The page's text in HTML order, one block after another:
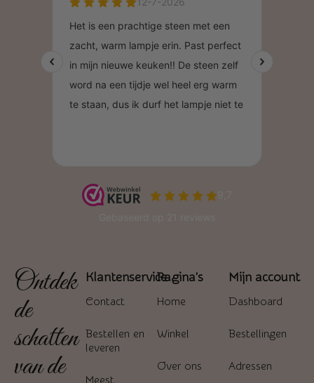
Ontdek
de
schatten
van de
Klantenservice
Contact
Bestellen en
leveren
Meest
Pagina's
Home
Winkel
Over ons
Mijn account
Dashboard
Bestellingen
Adressen